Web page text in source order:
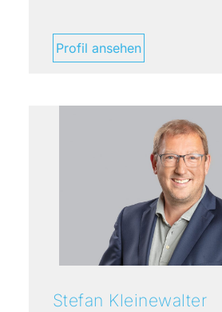
Profil ansehen
Stefan Kleinewalter